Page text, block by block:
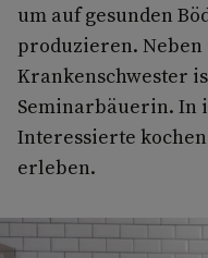
um auf gesunden
produzieren.
Krankenschwester
Seminarbäuerin. In
Interessierte
erleben.